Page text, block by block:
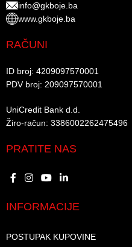
info@gkboje.ba
www.gkboje.ba
RAČUNI
ID broj: 4209097570001​
PDV broj: 209097570001 ​
UniCredit Bank d.d.​
Žiro-račun: 3386002262475496​​
PRATITE NAS
INFORMACIJE
POSTUPAK KUPOVINE